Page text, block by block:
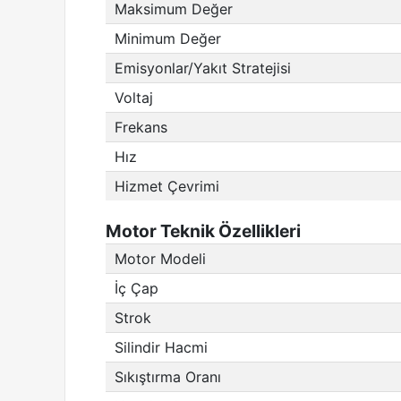
Maksimum Değer
Minimum Değer
Emisyonlar/Yakıt Stratejisi
Voltaj
Frekans
Hız
Hizmet Çevrimi
Motor Teknik Özellikleri
Motor Modeli
İç Çap
Strok
Silindir Hacmi
Sıkıştırma Oranı